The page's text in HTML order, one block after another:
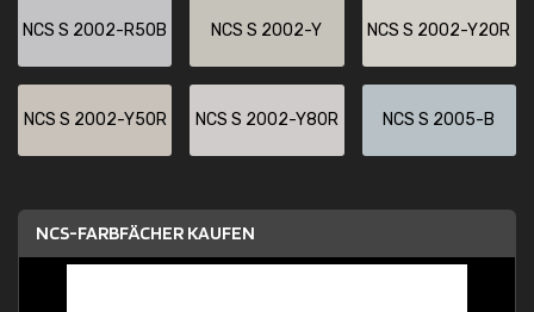
NCS S 2002-R50B NCS S 2002-Y NCS S 2002-Y20R
NCS S 2002-Y50R NCS S 2002-Y80R NCS S 2005-B
NCS-FARBFÄCHER KAUFEN